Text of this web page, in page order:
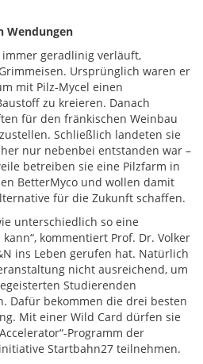
Wendungen
geradlinig verläuft,
Ursprünglich waren er
mit Pilz-Mycel einen
zu kreieren. Danach
für den fränkischen Weinbau
Schließlich landeten sie
nur nebenbei entstanden war –
betreiben sie eine Pilzfarm in
BetterMyco und wollen damit
für die Zukunft schaffen.
unterschiedlich so eine
kommentiert Prof. Dr. Volker
ins Leben gerufen hat. Natürlich
nicht ausreichend, um
Studierenden
Dafür bekommen die drei besten
Mit einer Wild Card dürfen sie
Programm der
Startbahn27 teilnehmen.